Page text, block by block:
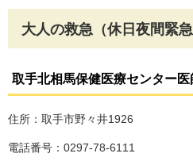
大人の救急（休日夜間緊急
取手北相馬保健医療センター医
住所：取手市野々井1926
電話番号：0297-78-6111